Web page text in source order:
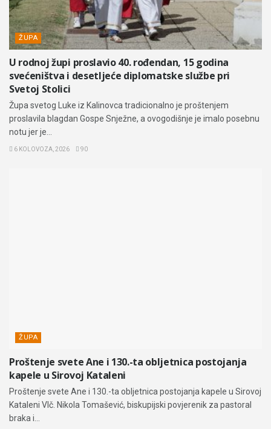
ŽUPA
U rodnoj župi proslavio 40. rođendan, 15 godina
svećeništva i desetljeće diplomatske službe pri
Svetoj Stolici
Župa svetog Luke iz Kalinovca tradicionalno je proštenjem
proslavila blagdan Gospe Snježne, a ovogodišnje je imalo posebnu
notu jer je...
6 KOLOVOZA, 2026 90
ŽUPA
Proštenje svete Ane i 130.-ta obljetnica postojanja
kapele u Sirovoj Kataleni
Proštenje svete Ane i 130.-ta obljetnica postojanja kapele u Sirovoj
Kataleni Vlč. Nikola Tomašević, biskupijski povjerenik za pastoral
braka i...